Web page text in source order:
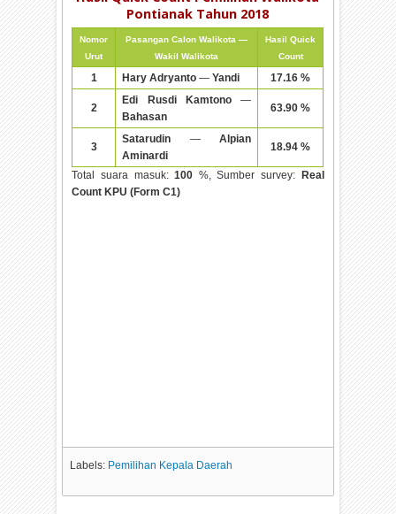
Pontianak Tahun 2018
Nomor
Urut
Pasangan Calon Walikota —
Wakil Walikota
Hasil Quick
Count
1 Hary Adryanto —Yandi 17.16 %
2
Edi Rusdi Kamtono —
Bahasan
63.90 %
3
Satarudin —Alpian
Aminardi
18.94 %
Total suara masuk:100 %, Sumber survey: Real
Count KPU (Form C1)
Labels: Pemilihan Kepala Daerah